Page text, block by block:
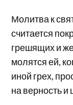
Молитва к
считается
грешящих и
молятся ей,
иной грех,
на верность и